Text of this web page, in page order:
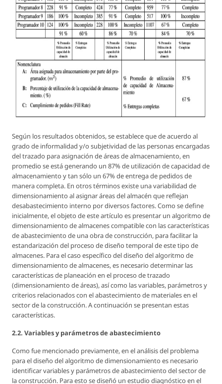
Según los resultados obtenidos, se establece que de acuerdo al
grado de informalidad y/o subjetividad de las personas encargadas
del trazado para asignación de áreas de almacenamiento, en
promedio se está generando un 87% de utilización de capacidad de
almacenamiento y tan sólo un 67% de entrega de pedidos de
manera completa. En otros términos existe una variabilidad de
dimensionamiento al asignar áreas del almacén que reflejan
desabastecimiento interno por diversos factores. Como se define
inicialmente, el objeto de este artículo es presentar un algoritmo de
dimensionamiento de almacenes compatible con las características
de abastecimiento de una obra de construcción, para facilitar la
estandarización del proceso de diseño temporal de este tipo de
almacenes. Para el caso específico del diseño del algoritmo de
dimensionamiento de almacenes, es necesario determinar las
características de planeación en el proceso de trazado
(dimensionamiento de áreas), así como las variables, parámetros y
criterios relacionados con el abastecimiento de materiales en el
sector de la construcción. A continuación se presentan estas
características.
2.2. Variables y parámetros de abastecimiento
Como fue mencionado previamente, en el análisis del problema
para el diseño del algoritmo de dimensionamiento es necesario
identificar variables y parámetros de abastecimiento del sector de
la construcción. Para esto se diseñó un estudio diagnóstico en el